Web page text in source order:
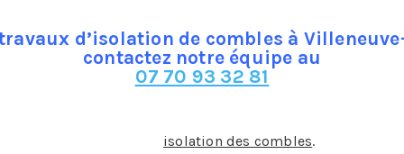
d’isolation de combles à
contactez notre équipe au
07 70 93 32 81
isolation des combles.